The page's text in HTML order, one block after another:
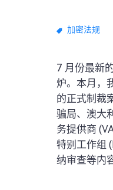
加密法规
7 月份最新
炉。本月，
的正式制裁
骗局、澳大
务提供商
特别工作组
纳审查等内